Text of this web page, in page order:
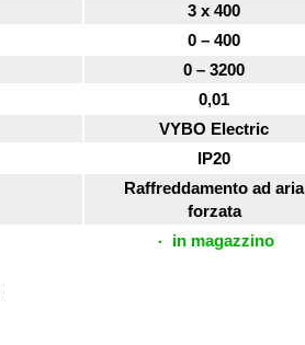
3 x 400
0 – 400
0 – 3200
0,01
VYBO Electric
IP20
Raffreddamento ad aria
forzata
in magazzino